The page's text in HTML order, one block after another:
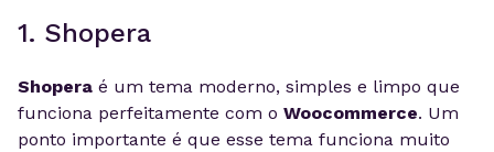
1. Shopera
Shopera é um tema moderno, simples e limpo que
funciona perfeitamente com o Woocommerce. Um
ponto importante é que esse tema funciona muito